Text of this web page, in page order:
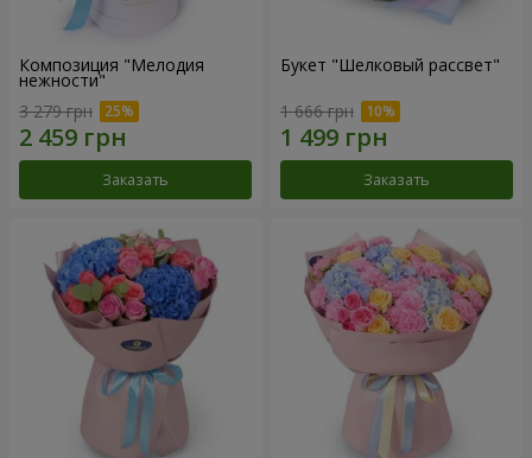
Композиция "Мелодия
нежности"
3 279 грн
Заказать
Букет "Шелковый рассвет"
1 666 грн
Заказать